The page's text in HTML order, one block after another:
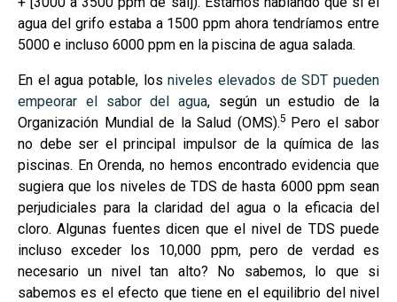
agua del grifo estaba a 1500 ppm ahora tendríamos entre
5000 e incluso 6000 ppm en la piscina de agua salada.
En el agua potable, losniveles elevados de SDT pueden
empeorar el sabor del agua, según un estudio de la
Organización Mundial de la Salud (OMS).5
Pero el sabor
no debe ser el principal impulsor de la química de las
piscinas. En Orenda, no hemos encontrado evidencia que
sugiera que los niveles de TDS de hasta 6000 ppm sean
perjudiciales para la claridad del agua o la eficacia del
cloro. Algunas fuentes dicen que el nivel de TDS puede
incluso exceder los 10,000 ppm, pero de verdad es
necesario un nivel tan alto? No sabemos, lo que si
sabemos es el efecto que tiene en el equilibrio del nivel